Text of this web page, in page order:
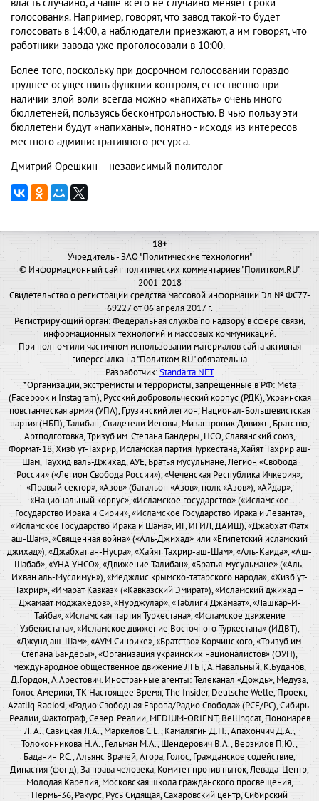
власть случайно, а чаще всего не случайно меняет сроки
голосования. Например, говорят, что завод такой-то будет
голосовать в 14:00, а наблюдатели приезжают, а им говорят, что
работники завода уже проголосовали в 10:00.
Более того, поскольку при досрочном голосовании гораздо
труднее осуществить функции контроля, естественно при
наличии злой воли всегда можно «напихать» очень много
бюллетеней, пользуясь бесконтрольностью. В чью пользу эти
бюллетени будут «напиханы», понятно - исходя из интересов
местного административного ресурса.
Дмитрий Орешкин – независимый политолог
18+
Учредитель - ЗАО "Политические технологии"
© Информационный сайт политических комментариев "Политком.RU"
2001-2018
Свидетельство о регистрации средства массовой информации Эл № ФС77-
69227 от 06 апреля 2017 г.
Регистрирующий орган: Федеральная служба по надзору в сфере связи,
информационных технологий и массовых коммуникаций.
При полном или частичном использовании материалов сайта активная
гиперссылка на "Политком.RU" обязательна
Разработчик:Standarta.NET
*Организации, экстремисты и террористы, запрещенные в РФ: Meta
(Facebook и Instagram), Русский добровольческий корпус (РДК), Украинская
повстанческая армия (УПА), Грузинский легион, Национал-Большевистская
партия (НБП), Талибан, Свидетели Иеговы, Мизантропик Дивижн, Братство,
Артподготовка, Тризуб им. Степана Бандеры, НСО, Славянский союз,
Формат-18, Хизб ут-Тахрир, Исламская партия Туркестана, Хайят Тахрир аш-
Шам, Таухид валь-Джихад, АУЕ, Братья мусульмане, Легион «Свобода
России» («Легион Свобода России»), «Чеченская Республика Ичкерия»,
«Правый сектор», «Азов» (батальон «Азов», полк «Азов»), «Айдар»,
«Национальный корпус», «Исламское государство» («Исламское
Государство Ирака и Сирии», «Исламское Государство Ирака и Леванта»,
«Исламское Государство Ирака и Шама», ИГ, ИГИЛ, ДАИШ), «Джабхат Фатх
аш-Шам», «Священная война» («Аль-Джихад» или «Египетский исламский
джихад»), «Джабхат ан-Нусра», «Хайят Тахрир-аш-Шам», «Аль-Каида», «Аш-
Шабаб», «УНА-УНСО», «Движение Талибан», «Братья-мусульмане» («Аль-
Ихван аль-Муслимун»), «Меджлис крымско-татарского народа», «Хизб ут-
Тахрир», «Имарат Кавказ» («Кавказский Эмират»), «Исламский джихад –
Джамаат моджахедов», «Нурджулар», «Таблиги Джамаат», «Лашкар-И-
Тайба», «Исламская партия Туркестана», «Исламское движение
Узбекистана», «Исламское движение Восточного Туркестана» (ИДВТ),
«Джунд аш-Шам», «АУМ Синрике», «Братство» Корчинского, «Тризуб им.
Степана Бандеры», «Организация украинских националистов» (ОУН),
международное общественное движение ЛГБТ, А.Навальный, К.Буданов,
Д.Гордон, А.Арестович. Иностранные агенты: Телеканал «Дождь», Медуза,
Голос Америки, ТК Настоящее Время, The Insider, Deutsche Welle, Проект,
Azatliq Radiosi, «Радио Свободная Европа/Радио Свобода» (PCE/PC), Сибирь.
Реалии, Фактограф, Север. Реалии, MEDIUM-ORIENT, Bellingcat, Пономарев
Л. А., Савицкая Л.А., Маркелов С.Е., Камалягин Д.Н., Апахончич Д.А.,
Толоконникова Н.А., Гельман М.А., Шендерович В.А., Верзилов П.Ю.,
Баданин Р.С., Альянс Врачей, Агора, Голос, Гражданское содействие,
Династия (фонд), За права человека, Комитет против пыток, Левада-Центр,
Молодая Карелия, Московская школа гражданского просвещения,
Пермь-36, Ракурс, Русь Сидящая, Сахаровский центр, Сибирский